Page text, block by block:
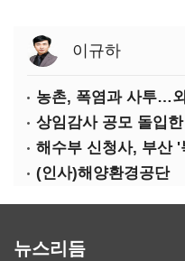
이규하
농촌, 폭염과 사투…
(인사)해양환경공단
뉴스리듬